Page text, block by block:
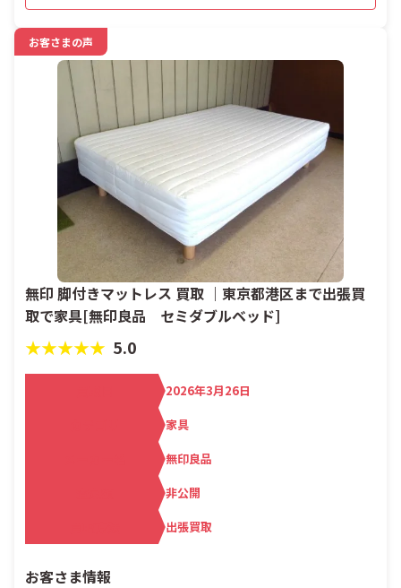
お客さまの声
無印 脚付きマットレス 買取 ｜東京都港区まで出張買
取で家具[無印良品 セミダブルベッド]
★★★★★ 5.0
2026年3月26日
家具
無印良品
非公開
出張買取
お客さま情報